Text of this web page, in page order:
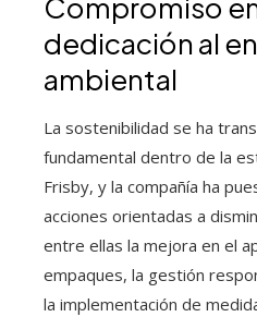
dedicación al
ambiental
La sostenibilidad se ha
fundamental dentro de la
Frisby, y la compañía ha
acciones orientadas a
entre ellas la mejora en el
empaques, la gestión
la implementación de